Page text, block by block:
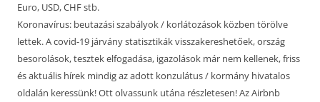
Euro, USD, CHF stb.
Koronavírus: beutazási szabályok / korlátozások közben törölve
lettek. A covid-19 járvány statisztikák visszakereshetőek, ország
besorolások, tesztek elfogadása, igazolások már nem kellenek, friss
és aktuális hírek mindig az adott konzulátus / kormány hivatalos
oldalán keressünk! Ott olvassunk utána részletesen! Az Airbnb